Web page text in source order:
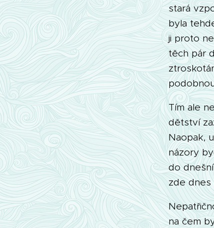
stará
byla
ji proto
těch pár
Tím ale
dětství
Naopak,
názory
do
zde dnes
na čem